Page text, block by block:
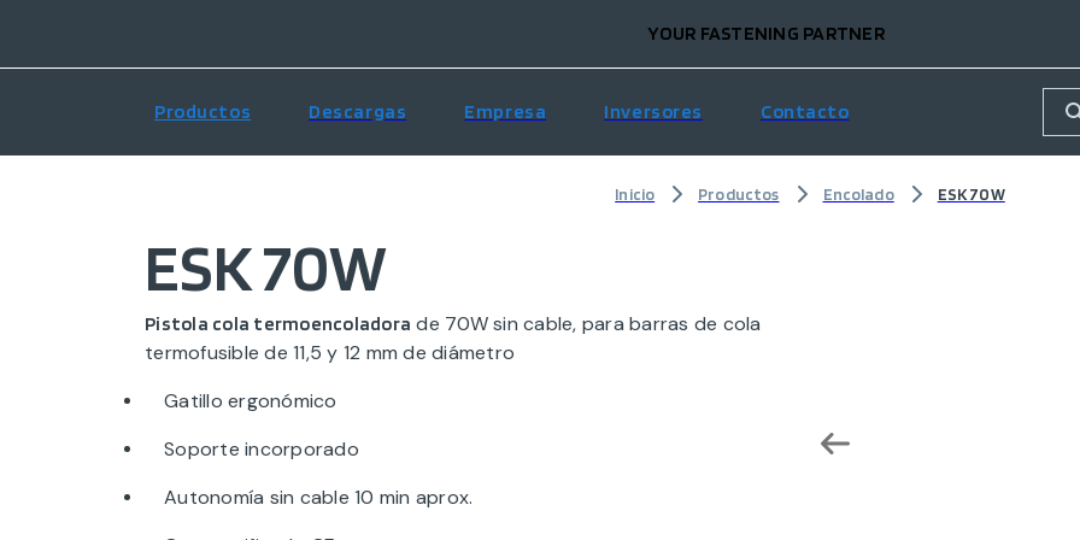
YOUR FASTENING PARTNER
Productos Descargas Empresa Inversores Contacto
Inicio Productos Encolado ESK 70W
ESK 70W
Pistola cola termoencoladora de 70W sin cable, para barras de cola
termofusible de 11,5 y 12 mm de diámetro
Gatillo ergonómico
Soporte incorporado
Autonomía sin cable 10 min aprox.